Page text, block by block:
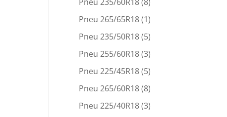
Pneu 235/60R18(8)
Pneu 265/65R18(1)
Pneu 235/50R18(5)
Pneu 255/60R18(3)
Pneu 225/45R18(5)
Pneu 265/60R18(8)
Pneu 225/40R18(3)